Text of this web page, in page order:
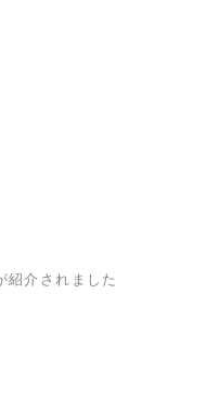
紹介されました